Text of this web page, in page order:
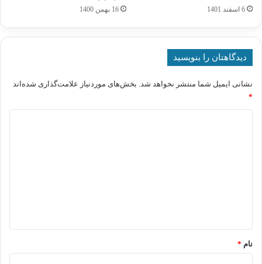
6 اسفند 1401 16 بهمن 1400
دیدگاهتان را بنویسید
نشانی ایمیل شما منتشر نخواهد شد. بخش‌های موردنیاز علامت‌گذاری شده‌اند
*
نام *